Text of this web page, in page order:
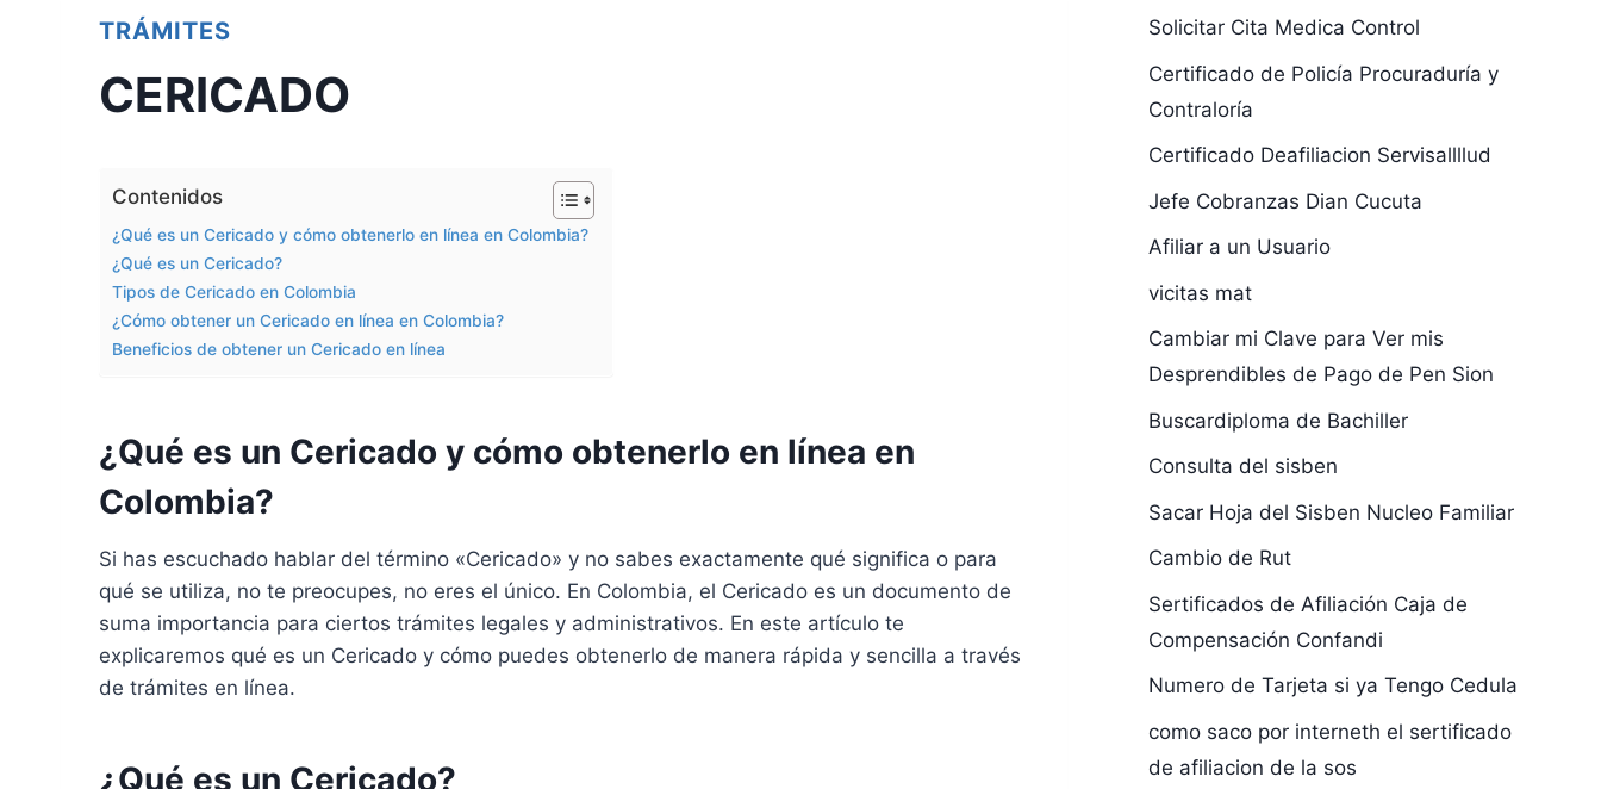
TRÁMITES
CERICADO
Contenidos
¿Qué es un Cericado y cómo obtenerlo en línea en Colombia?
¿Qué es un Cericado?
Tipos de Cericado en Colombia
¿Cómo obtener un Cericado en línea en Colombia?
Beneficios de obtener un Cericado en línea
¿Qué es un Cericado y cómo obtenerlo en línea en
Colombia?
Si has escuchado hablar del término «Cericado» y no sabes exactamente qué significa o para
qué se utiliza, no te preocupes, no eres el único. En Colombia, el Cericado es un documento de
suma importancia para ciertos trámites legales y administrativos. En este artículo te
explicaremos qué es un Cericado y cómo puedes obtenerlo de manera rápida y sencilla a través
de trámites en línea.
¿Qué es un Cericado?
Solicitar Cita Medica Control
Certificado de Policía Procuraduría y
Contraloría
Certificado Deafiliacion Servisallllud
Jefe Cobranzas Dian Cucuta
Afiliar a un Usuario
vicitas mat
Cambiar mi Clave para Ver mis
Desprendibles de Pago de Pen Sion
Buscardiploma de Bachiller
Consulta del sisben
Sacar Hoja del Sisben Nucleo Familiar
Cambio de Rut
Sertificados de Afiliación Caja de
Compensación Confandi
Numero de Tarjeta si ya Tengo Cedula
como saco por interneth el sertificado
de afiliacion de la sos